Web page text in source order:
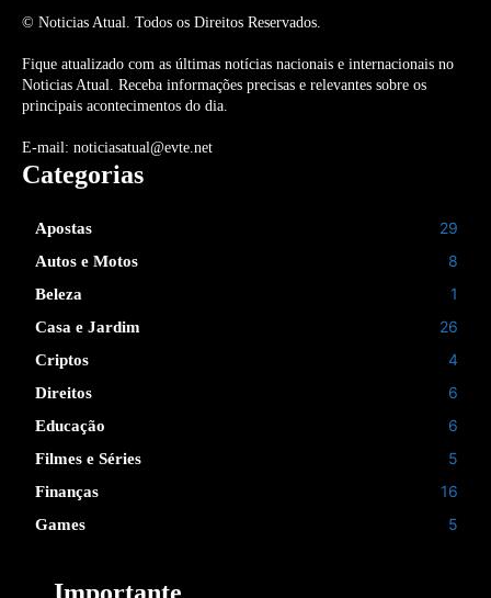
© Noticias Atual. Todos os Direitos Reservados.
Fique atualizado com as últimas notícias nacionais e internacionais no
Noticias Atual. Receba informações precisas e relevantes sobre os
principais acontecimentos do dia.
E-mail: noticiasatual@evte.net
Categorias
Apostas 29
Autos e Motos 8
Beleza 1
Casa e Jardim 26
Criptos 4
Direitos 6
Educação 6
Filmes e Séries 5
Finanças 16
Games 5